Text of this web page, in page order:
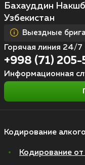
Кодирование
Кодирование
Бахауддин
Узбекистан
Выездные
Горячая линия 24/7
+998 (71)
Информационная